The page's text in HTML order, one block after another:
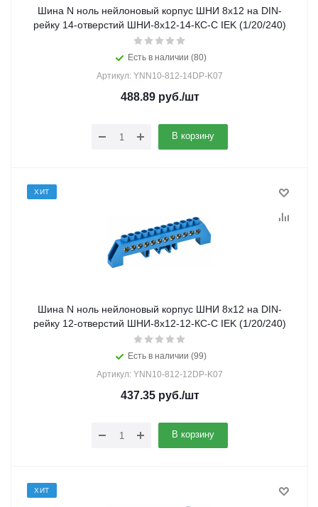
Шина N ноль нейлоновый корпус ШНИ 8х12 на DIN-
рейку 14-отверстий ШНИ-8х12-14-КС-С IEK (1/20/240)
Есть в наличии (80)
Артикул: YNN10-812-14DP-K07
488.89руб./шт
В корзину
ХИТ
Шина N ноль нейлоновый корпус ШНИ 8х12 на DIN-
рейку 12-отверстий ШНИ-8х12-12-КС-С IEK (1/20/240)
Есть в наличии (99)
Артикул: YNN10-812-12DP-K07
437.35руб./шт
В корзину
ХИТ